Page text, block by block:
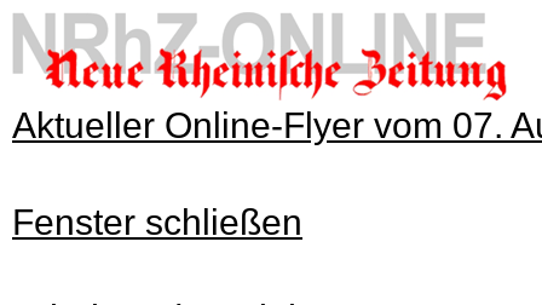
Aktueller Online-Flyer vom 07.
Fenster schließen